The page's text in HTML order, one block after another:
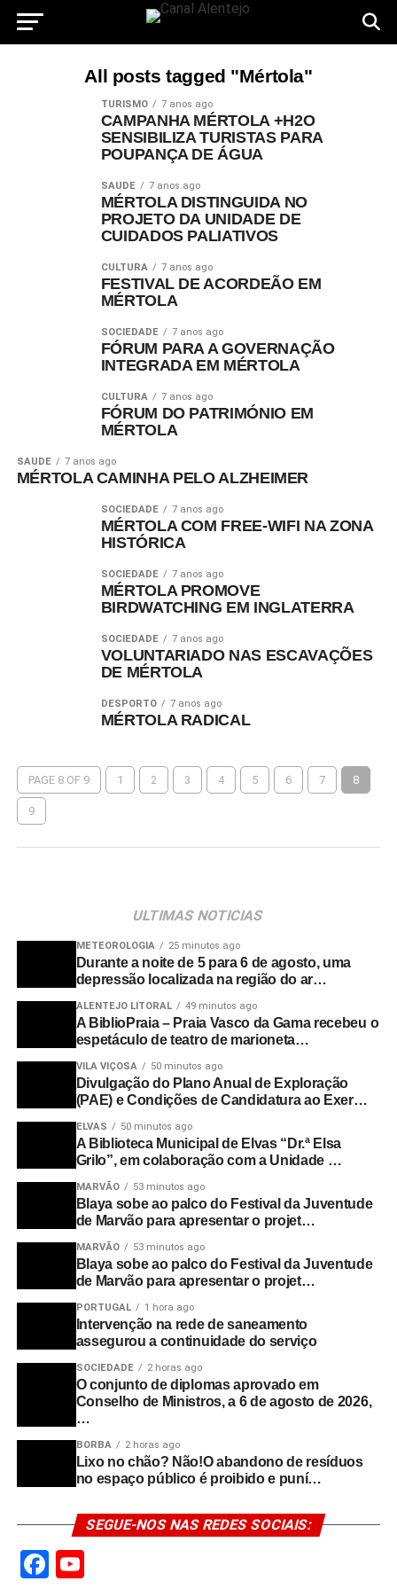
All posts tagged "Mértola"
TURISMO 7 anos ago
CAMPANHA MÉRTOLA +H2O
SENSIBILIZA TURISTAS PARA
POUPANÇA DE ÁGUA
SAÚDE 7 anos ago
MÉRTOLA DISTINGUIDA NO
PROJETO DA UNIDADE DE
CUIDADOS PALIATIVOS
CULTURA 7 anos ago
FESTIVAL DE ACORDEÃO EM
MÉRTOLA
SOCIEDADE 7 anos ago
FÓRUM PARA A GOVERNAÇÃO
INTEGRADA EM MÉRTOLA
CULTURA 7 anos ago
FÓRUM DO PATRIMÓNIO EM
MÉRTOLA
SAÚDE 7 anos ago
MÉRTOLA CAMINHA PELO ALZHEIMER
SOCIEDADE 7 anos ago
MÉRTOLA COM FREE-WIFI NA ZONA
HISTÓRICA
SOCIEDADE 7 anos ago
MÉRTOLA PROMOVE
BIRDWATCHING EM INGLATERRA
SOCIEDADE 7 anos ago
VOLUNTARIADO NAS ESCAVAÇÕES
DE MÉRTOLA
DESPORTO 7 anos ago
MÉRTOLA RADICAL
PAGE 8 OF 9 1 2 3 4 5 6 7 8
9
ULTIMAS NOTICIAS
METEOROLOGIA 25 minutos ago
Durante a noite de 5 para 6 de agosto, uma
depressão localizada na região do ar…
ALENTEJO LITORAL 49 minutos ago
A BiblioPraia – Praia Vasco da Gama recebeu o
espetáculo de teatro de marioneta…
VILA VIÇOSA 50 minutos ago
Divulgação do Plano Anual de Exploração
(PAE) e Condições de Candidatura ao Exer…
ELVAS 50 minutos ago
A Biblioteca Municipal de Elvas “Dr.ª Elsa
Grilo”, em colaboração com a Unidade …
MARVÃO 53 minutos ago
Blaya sobe ao palco do Festival da Juventude
de Marvão para apresentar o projet…
MARVÃO 53 minutos ago
Blaya sobe ao palco do Festival da Juventude
de Marvão para apresentar o projet…
PORTUGAL 1 hora ago
Intervenção na rede de saneamento
assegurou a continuidade do serviço
SOCIEDADE 2 horas ago
O conjunto de diplomas aprovado em
Conselho de Ministros, a 6 de agosto de 2026,
…
BORBA 2 horas ago
Lixo no chão? Não!O abandono de resíduos
no espaço público é proibido e puní…
SEGUE-NOS NAS REDES SOCIAIS:
Facebook
YouTube